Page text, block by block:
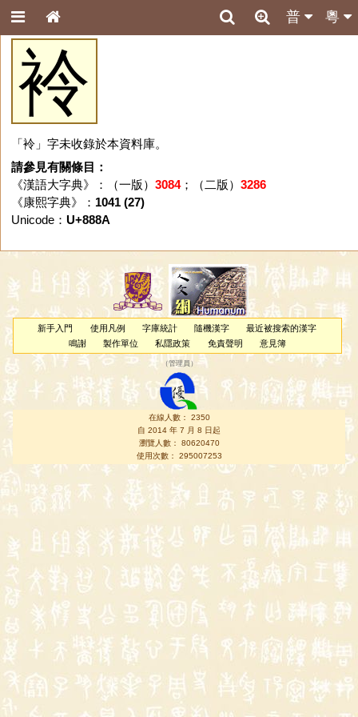
粵
普
袊
「袊」字未收錄於本資料庫。
請參見有關條目：
《漢語大字典》：（一版） 3084；（二版） 3286
《康熙字典》： 1041 (27)
Unicode： U+888A
新手入門 使用凡例 字庫統計 隨機漢字
最近被搜索的漢字
鳴謝
製作單位 私隱政策 免責聲明 意見簿
（管理員 ）
在線人數： 2350
自 2014 年 7 月 8 日起
瀏覽人數： 80620470
使用次數： 295007253